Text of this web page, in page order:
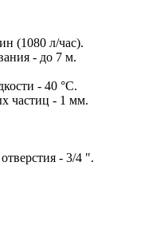
(1080 л/час).
- до 7 м.
- 40 °С.
частиц - 1 мм.
- 3/4 ".